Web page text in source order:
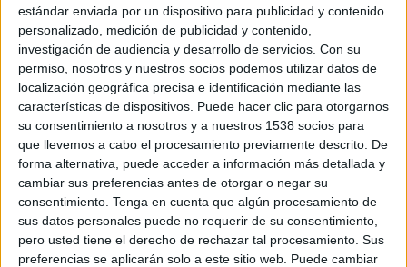
estándar enviada por un dispositivo para publicidad y contenido
personalizado, medición de publicidad y contenido,
investigación de audiencia y desarrollo de servicios. Con su
permiso, nosotros y nuestros socios podemos utilizar datos de
localización geográfica precisa e identificación mediante las
características de dispositivos. Puede hacer clic para otorgarnos
su consentimiento a nosotros y a nuestros 1538 socios para
que llevemos a cabo el procesamiento previamente descrito. De
forma alternativa, puede acceder a información más detallada y
cambiar sus preferencias antes de otorgar o negar su
consentimiento. Tenga en cuenta que algún procesamiento de
sus datos personales puede no requerir de su consentimiento,
pero usted tiene el derecho de rechazar tal procesamiento. Sus
preferencias se aplicarán solo a este sitio web. Puede cambiar
Monza
Brescia
FOX Sports
Sábado, 18/5/2024
15:30 Serie B Italiana
Catanzaro
Brescia